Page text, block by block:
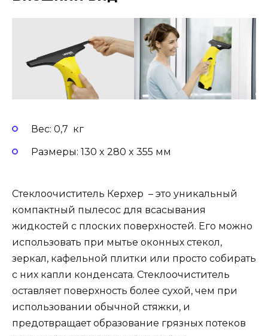
Вес: 0,7 кг
Размеры: 130 x 280 x 355 мм
Стеклоочиститель Керхер – это уникальный
компактный пылесос для всасывания
жидкостей с плоских поверхностей. Его можно
использовать при мытье оконных стекол,
зеркал, кафельной плитки или просто собирать
с них капли конденсата. Стеклоочиститель
оставляет поверхность более сухой, чем при
использовании обычной стяжки, и
предотвращает образование грязных потеков